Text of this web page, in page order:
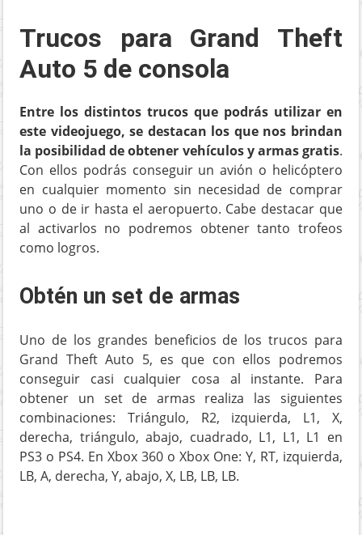
Trucos para Grand Theft
Auto 5 de consola
Entre los distintos trucos que podrás utilizar en
este videojuego, se destacan los que nos brindan
la posibilidad de obtener vehículos y armas gratis.
Con ellos podrás conseguir un avión o helicóptero
en cualquier momento sin necesidad de comprar
uno o de ir hasta el aeropuerto. Cabe destacar que
al activarlos no podremos obtener tanto trofeos
como logros.
Obtén un set de armas
Uno de los grandes beneficios de los trucos para
Grand Theft Auto 5, es que con ellos podremos
conseguir casi cualquier cosa al instante. Para
obtener un set de armas realiza las siguientes
combinaciones: Triángulo, R2, izquierda, L1, X,
derecha, triángulo, abajo, cuadrado, L1, L1, L1 en
PS3 o PS4. En Xbox 360 o Xbox One: Y, RT, izquierda,
LB, A, derecha, Y, abajo, X, LB, LB, LB.